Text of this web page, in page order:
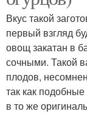
Вкус такой
первый взгляд
овощ закатан в
сочными. Такой
плодов,
так как
в то же